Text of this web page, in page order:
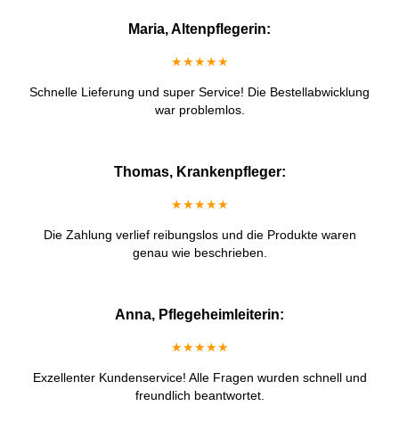
Maria, Altenpflegerin:
★★★★★
Schnelle Lieferung und super Service! Die Bestellabwicklung
war problemlos.
Thomas, Krankenpfleger:
★★★★★
Die Zahlung verlief reibungslos und die Produkte waren
genau wie beschrieben.
Anna, Pflegeheimleiterin:
★★★★★
Exzellenter Kundenservice! Alle Fragen wurden schnell und
freundlich beantwortet.